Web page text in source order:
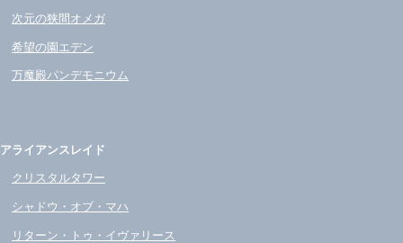
次元の狭間オメガ
希望の園エデン
万魔殿パンデモニウム
アライアンスレイド
クリスタルタワー
シャドウ・オブ・マハ
リターン・トゥ・イヴァリース